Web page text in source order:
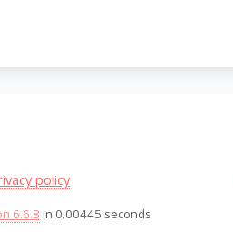
policy
6.6.8 in 0.00445 seconds